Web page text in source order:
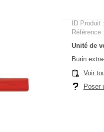
ID Produit
Unité de
Burin
Voir
Poser